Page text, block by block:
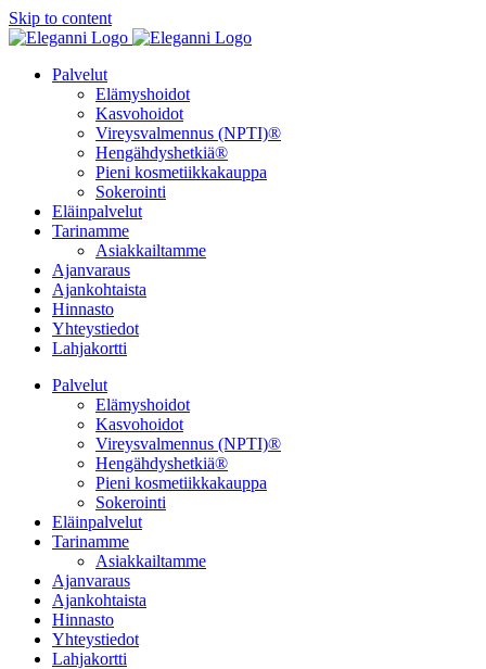
Skip to content
Palvelut
Elämyshoidot
Kasvohoidot
Vireysvalmennus (NPTI)®
Hengähdyshetkiä®
Pieni kosmetiikkakauppa
Sokerointi
Eläinpalvelut
Tarinamme
Asiakkailtamme
Ajanvaraus
Ajankohtaista
Hinnasto
Yhteystiedot
Lahjakortti
Palvelut
Elämyshoidot
Kasvohoidot
Vireysvalmennus (NPTI)®
Hengähdyshetkiä®
Pieni kosmetiikkakauppa
Sokerointi
Eläinpalvelut
Tarinamme
Asiakkailtamme
Ajanvaraus
Ajankohtaista
Hinnasto
Yhteystiedot
Lahjakortti